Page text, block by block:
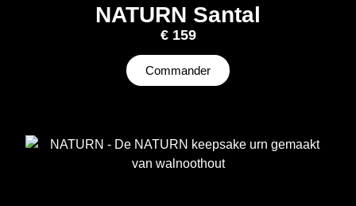
NATURN Santal
€159
Commander